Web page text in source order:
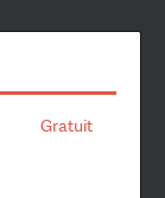
Gratuit